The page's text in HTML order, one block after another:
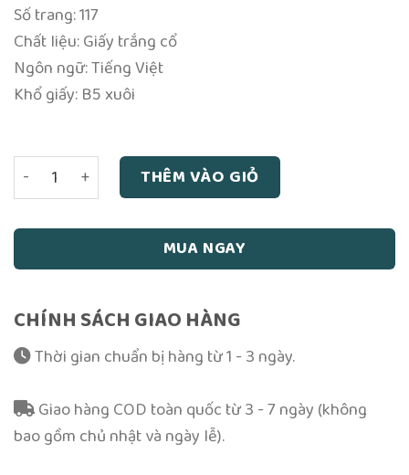
Số trang: 117
Chất liệu: Giấy trắng cổ
Ngôn ngữ: Tiếng Việt
Khổ giấy: B5 xuôi
Kinh Dịch Diễn Giảng - Kiều Xuân Dũng số lượng
THÊM VÀO GIỎ
MUA NGAY
CHÍNH SÁCH GIAO HÀNG
Thời gian chuẩn bị hàng từ 1 - 3 ngày.
Giao hàng COD toàn quốc từ 3 - 7 ngày (không
bao gồm chủ nhật và ngày lễ).